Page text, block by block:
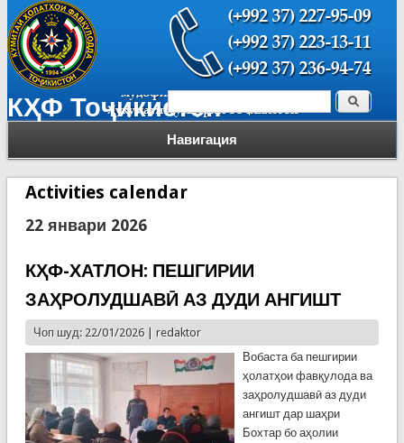
КҲФ Тоҷикистон
Навигация
Форма поиска Поиск
Activities calendar
22 январи 2026
КҲФ-ХАТЛОН: ПЕШГИРИИ
ЗАҲРОЛУДШАВӢ АЗ ДУДИ АНГИШТ
Чоп шуд: 22/01/2026 | redaktor
Вобаста ба пешгирии
ҳолатҳои фавқулода ва
заҳролудшавӣ аз дуди
ангишт дар шаҳри
Бохтар бо аҳолии